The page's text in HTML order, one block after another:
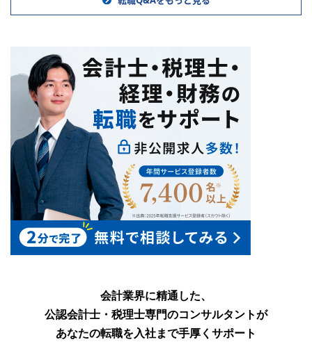
・属人的な運用の解消、業務標準
マット、マニュアル、チェックリ
スト等の整備
・部門長と連携した経理財務機能
の高度化、社内関係者への改善提
案
会計業界に精通した、
公認会計士・税理士専門のコンサルタントが
あなたの転職を入社まで手厚くサポート